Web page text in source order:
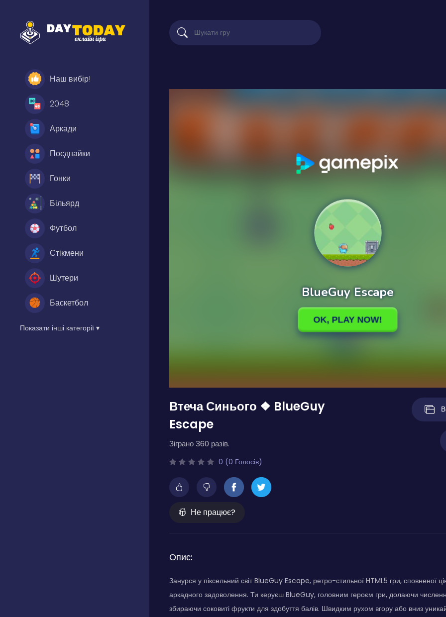
Наш вибір!
2048
Аркади
Поєднайки
Гонки
Більярд
Футбол
Стікмени
Шутери
Баскетбол
Показати інші категорії ▾
Втеча Синього ❖ BlueGuy
Escape
Зіграно 360 разів.
0 (0 Голосів)
Не працює?
Опис:
Занурся у піксельний світ BlueGuy Escape, ретро-стильної HTML5 гри, сповненої
аркадного задоволення. Ти керуєш BlueGuy, головним героєм гри, долаючи
збираючи соковиті фрукти для здобуття балів. Швидким рухом вгору або вниз